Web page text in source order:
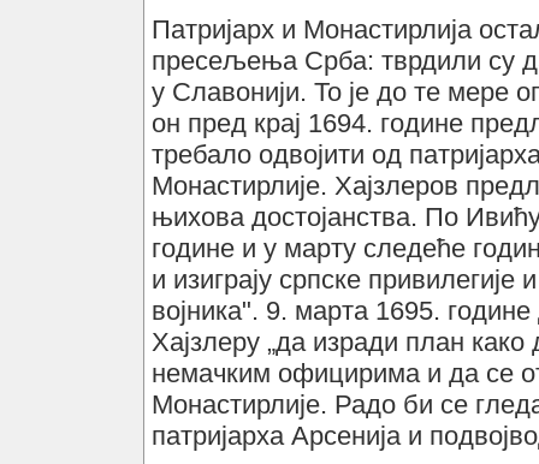
Патријарх и Монастирлија
пресељења Срба: тврдили су
у Славонији. То је до те мере
он пред крај 1694. године
требало одвојити од
Монастирлије. Хајзлеров
њихова достојанства. По
године и у марту следеће
и изиграју српске привилегије
војника". 9. марта 1695.
Хајзлеру „да изради план
немачким официрима и да се
Монастирлије. Радо би се
патријарха Арсенија и